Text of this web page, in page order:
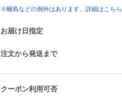
※離島などの例外はあります。詳細はこちら
お届け日指定
注文から発送まで
クーポン利用可否